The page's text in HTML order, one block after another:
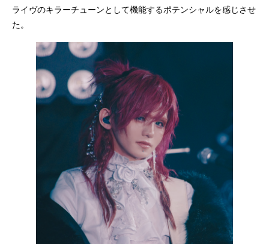
ライヴのキラーチューンとして機能するポテンシャルを感じさせ
た。